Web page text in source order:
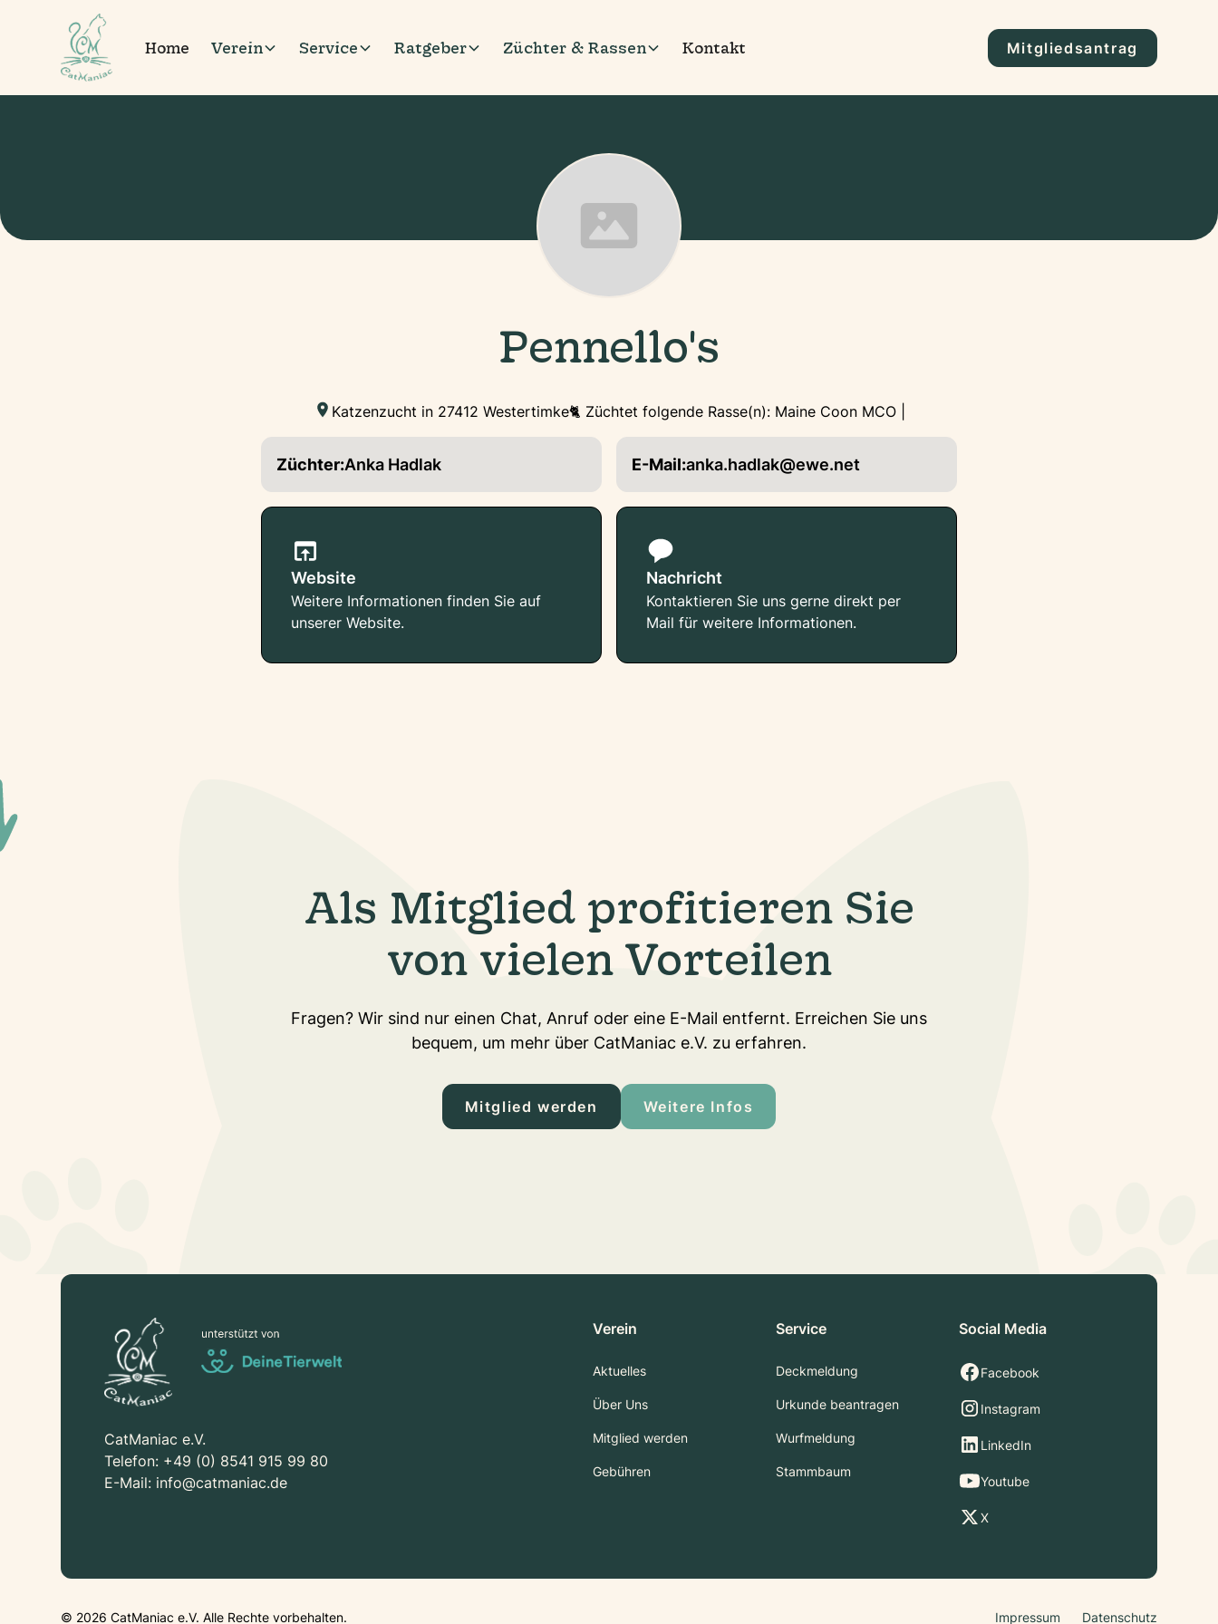
Home Verein Service Ratgeber Züchter & Rassen Kontakt Mitgliedsantrag
Pennello's
Katzenzucht in 27412 Westertimke🐈 Züchtet folgende Rasse(n): Maine Coon MCO |
Züchter:Anka Hadlak E-Mail:anka.hadlak@ewe.net
Website
Weitere Informationen finden Sie auf
unserer Website.
Nachricht
Kontaktieren Sie uns gerne direkt per
Mail für weitere Informationen.
Als Mitglied profitieren Sie
von vielen Vorteilen
Fragen? Wir sind nur einen Chat, Anruf oder eine E-Mail entfernt. Erreichen Sie uns
bequem, um mehr über CatManiac e.V. zu erfahren.
Mitglied werden Weitere Infos
CatManiac e.V.
Telefon: +49 (0) 8541 915 99 80
E-Mail: info@catmaniac.de
Verein
Aktuelles
Über Uns
Mitglied werden
Gebühren
Service
Deckmeldung
Urkunde beantragen
Wurfmeldung
Stammbaum
Social Media
Facebook
Instagram
LinkedIn
Youtube
X
© 2026 CatManiac e.V. Alle Rechte vorbehalten. Impressum Datenschutz